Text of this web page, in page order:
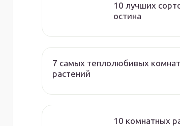
10 лучших
остина
7 самых теплолюбивых
растений
10 комнатных